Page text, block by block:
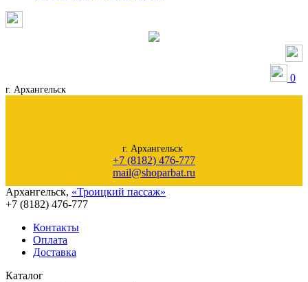
0
г. Архангельск
г. Архангельск
+7 (8182) 476-777
mail@shoparbat.ru
Архангельск, «Троицкий пассаж»
+7 (8182) 476-777
Контакты
Оплата
Доставка
Каталог